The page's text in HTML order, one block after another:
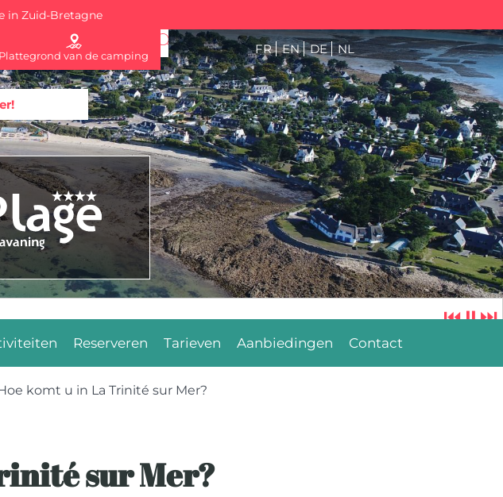
in Zuid-Bretagne
FR EN DE NL
Plattegrond van de camping
⏮⏸⏭
Reserveren Tarieven Aanbiedingen Contact
komt u in La Trinité sur Mer?
sur Mer?